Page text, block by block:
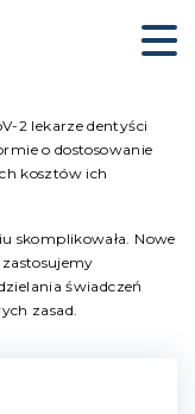
2 lekarze dentyści
o dostosowanie
kosztów ich
skomplikowała. Nowe
świadczeń
zasad.